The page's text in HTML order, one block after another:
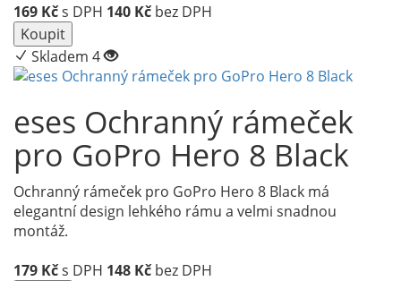
169 Kčs DPH 140 Kč bez DPH
Koupit
Skladem 4
eses Ochranný rámeček
pro GoPro Hero 8 Black
Ochranný rámeček pro GoPro Hero 8 Black má
elegantní design lehkého rámu a velmi snadnou
montáž.
179 Kčs DPH 148 Kč bez DPH